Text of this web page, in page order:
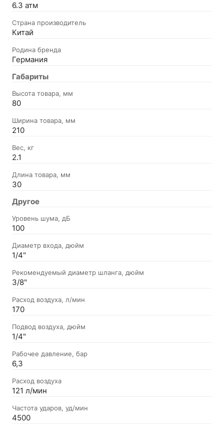
6.3 атм
Страна производитель
Китай
Родина бренда
Германия
Габариты
Высота товара, мм
80
Ширина товара, мм
210
Вес, кг
2.1
Длина товара, мм
30
Другое
Уровень шума, дБ
100
Диаметр входа, дюйм
1/4"
Рекомендуемый диаметр шланга, дюйм
3/8"
Расход воздуха, л/мин
170
Подвод воздуха, дюйм
1/4"
Рабочее давление, бар
6,3
Расход воздуха
121 л/мин
Частота ударов, уд/мин
4500